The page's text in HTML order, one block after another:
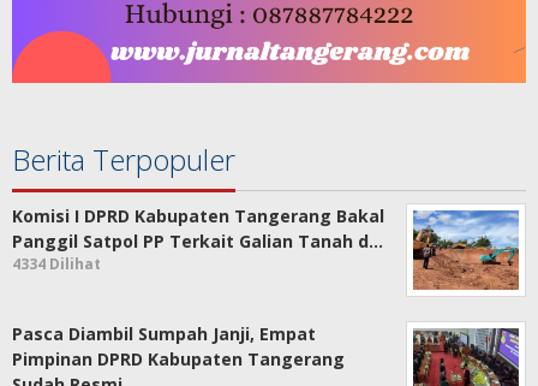
Berita Terpopuler
Komisi I DPRD Kabupaten Tangerang Bakal
Panggil Satpol PP Terkait Galian Tanah d…
4334 Dilihat
Pasca Diambil Sumpah Janji, Empat
Pimpinan DPRD Kabupaten Tangerang